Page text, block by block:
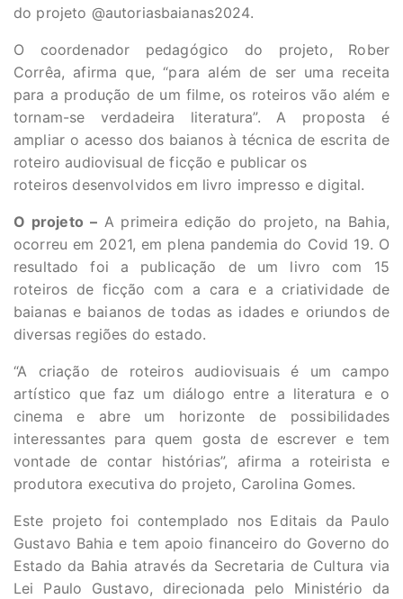
do projeto @autoriasbaianas2024.
O coordenador pedagógico do projeto, Rober
Corrêa, afirma que, “para além de ser uma receita
para a produção de um filme, os roteiros vão além e
tornam-se verdadeira literatura”. A proposta é
ampliar o acesso dos baianos à técnica de escrita de
roteiro audiovisual de ficção e publicar os
roteiros desenvolvidos em livro impresso e digital.
O projeto –A primeira edição do projeto, na Bahia,
ocorreu em 2021, em plena pandemia do Covid 19. O
resultado foi a publicação de um livro com 15
roteiros de ficção com a cara e a criatividade de
baianas e baianos de todas as idades e oriundos de
diversas regiões do estado.
“A criação de roteiros audiovisuais é um campo
artístico que faz um diálogo entre a literatura e o
cinema e abre um horizonte de possibilidades
interessantes para quem gosta de escrever e tem
vontade de contar histórias”, afirma a roteirista e
produtora executiva do projeto, Carolina Gomes.
Este projeto foi contemplado nos Editais da Paulo
Gustavo Bahia e tem apoio financeiro do Governo do
Estado da Bahia através da Secretaria de Cultura via
Lei Paulo Gustavo, direcionada pelo Ministério da